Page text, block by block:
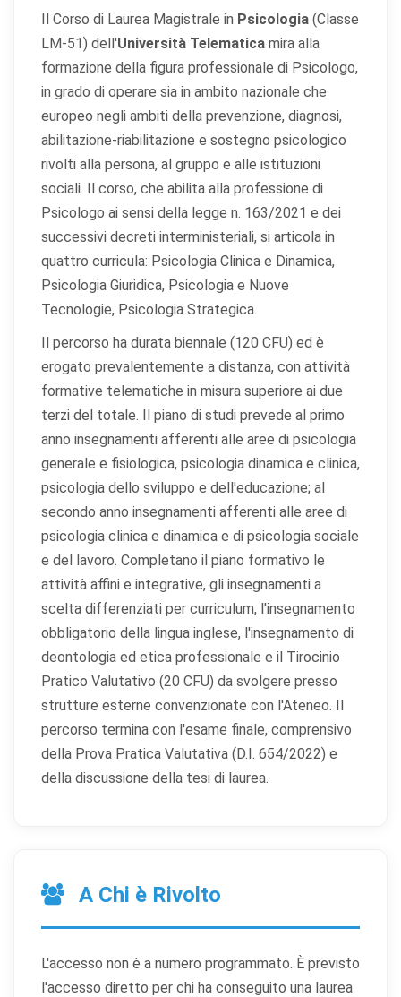
Il Corso di Laurea Magistrale in Psicologia (Classe
LM-51) dell'Università Telematica mira alla
formazione della figura professionale di Psicologo,
in grado di operare sia in ambito nazionale che
europeo negli ambiti della prevenzione, diagnosi,
abilitazione-riabilitazione e sostegno psicologico
rivolti alla persona, al gruppo e alle istituzioni
sociali. Il corso, che abilita alla professione di
Psicologo ai sensi della legge n. 163/2021 e dei
successivi decreti interministeriali, si articola in
quattro curricula: Psicologia Clinica e Dinamica,
Psicologia Giuridica, Psicologia e Nuove
Tecnologie, Psicologia Strategica.
Il percorso ha durata biennale (120 CFU) ed è
erogato prevalentemente a distanza, con attività
formative telematiche in misura superiore ai due
terzi del totale. Il piano di studi prevede al primo
anno insegnamenti afferenti alle aree di psicologia
generale e fisiologica, psicologia dinamica e clinica,
psicologia dello sviluppo e dell'educazione; al
secondo anno insegnamenti afferenti alle aree di
psicologia clinica e dinamica e di psicologia sociale
e del lavoro. Completano il piano formativo le
attività affini e integrative, gli insegnamenti a
scelta differenziati per curriculum, l'insegnamento
obbligatorio della lingua inglese, l'insegnamento di
deontologia ed etica professionale e il Tirocinio
Pratico Valutativo (20 CFU) da svolgere presso
strutture esterne convenzionate con l'Ateneo. Il
percorso termina con l'esame finale, comprensivo
della Prova Pratica Valutativa (D.I. 654/2022) e
della discussione della tesi di laurea.
A Chi è Rivolto
L'accesso non è a numero programmato. È previsto
l'accesso diretto per chi ha conseguito una laurea